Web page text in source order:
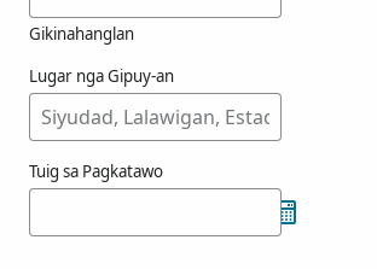
Gikinahanglan
Lugar nga Gipuy-an
Tuig sa Pagkatawo